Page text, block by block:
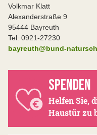
Volkmar Klatt
Alexanderstraße 9
95444 Bayreuth
Tel: 0921-27230
bayreuth@bund-
SPENDEN
Helfen Sie,
Haustür zu